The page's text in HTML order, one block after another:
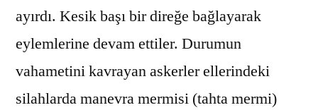
ayırdı. Kesik başı bir direğe bağlayarak
eylemlerine devam ettiler. Durumun
vahametini kavrayan askerler ellerindeki
silahlarda manevra mermisi (tahta mermi)